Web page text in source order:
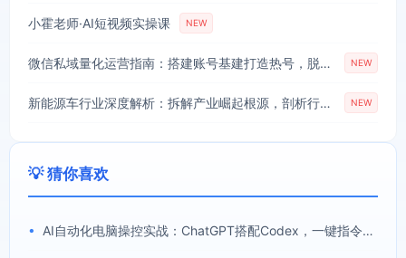
小霍老师·AI短视频实操课 NEW
微信私域量化运营指南：搭建账号基建打造热号，脱敏风控规避运营各类高危风险 NEW
新能源车行业深度解析：拆解产业崛起根源，剖析行业内卷与海外贸易争端现状 NEW
💡 猜你喜欢
• AI自动化电脑操控实战：ChatGPT搭配Codex，一键指令远程自动操控电脑完成工作